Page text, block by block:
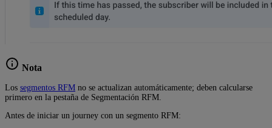
Nota
Los segmentos RFM no se actualizan automáticamente; deben calcularse
primero en la pestaña de Segmentación RFM.
Antes de iniciar un journey con un segmento RFM: